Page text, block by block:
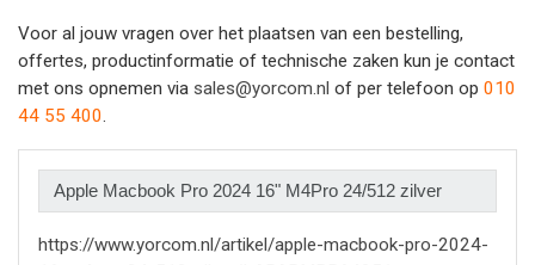
Voor al jouw vragen over het plaatsen van een bestelling,
offertes, productinformatie of technische zaken kun je contact
met ons opnemen via sales@yorcom.nl of per telefoon op 010
44 55 400.
https://www.yorcom.nl/artikel/apple-macbook-pro-2024-